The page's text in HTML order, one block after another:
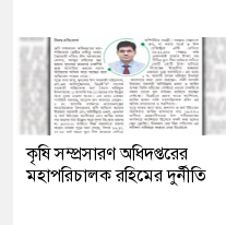
কৃষি সম্প্রসারণ অধিদপ্তরের
মহাপরিচালক রহিমের দুর্নীতি